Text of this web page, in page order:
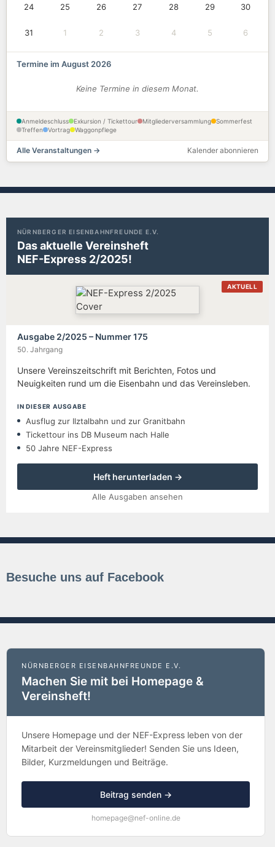
24 25 26 27 28 29 30
31 1 2 3 4 5 6
Termine im August 2026
Keine Termine in diesem Monat.
Anmeldeschluss Exkursion / Tickettour Mitgliederversammlung
Sommerfest
Treffen
Vortrag Waggonpflege
Alle Veranstaltungen → Kalender abonnieren
NÜRNBERGER EISENBAHNFREUNDE E.V.
Das aktuelle Vereinsheft
NEF-Express 2/2025!
AKTUELL
Ausgabe 2/2025 – Nummer 175
50. Jahrgang
Unsere Vereinszeitschrift mit Berichten, Fotos und
Neuigkeiten rund um die Eisenbahn und das Vereinsleben.
IN DIESER AUSGABE
Ausflug zur Ilztalbahn und zur Granitbahn
Tickettour ins DB Museum nach Halle
50 Jahre NEF-Express
Heft herunterladen →
Alle Ausgaben ansehen
Besuche uns auf Facebook
NÜRNBERGER EISENBAHNFREUNDE E.V.
Machen Sie mit bei Homepage &
Vereinsheft!
Unsere Homepage und der NEF-Express leben von der
Mitarbeit der Vereinsmitglieder! Senden Sie uns Ideen,
Bilder, Kurzmeldungen und Beiträge.
Beitrag senden →
homepage@nef-online.de